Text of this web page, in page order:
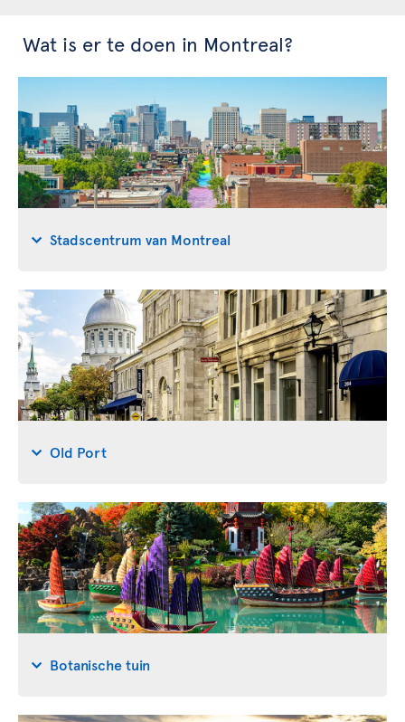
Wat is er te doen in Montreal?
Stadscentrum van Montreal
Old Port
Botanische tuin